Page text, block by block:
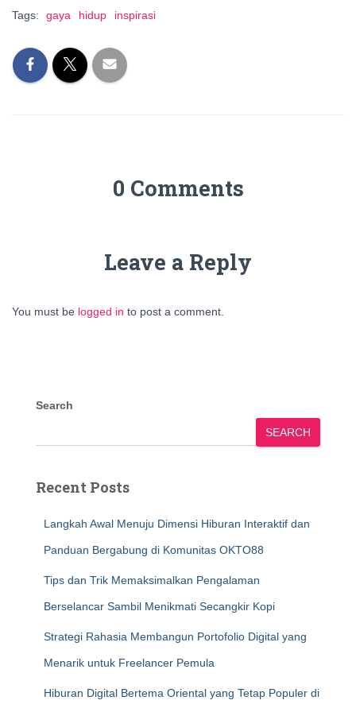
Tags: gaya hidup inspirasi
0 Comments
Leave a Reply
You must be logged in to post a comment.
Search
SEARCH
Recent Posts
Langkah Awal Menuju Dimensi Hiburan Interaktif dan
Panduan Bergabung di Komunitas OKTO88
Tips dan Trik Memaksimalkan Pengalaman
Berselancar Sambil Menikmati Secangkir Kopi
Strategi Rahasia Membangun Portofolio Digital yang
Menarik untuk Freelancer Pemula
Hiburan Digital Bertema Oriental yang Tetap Populer di